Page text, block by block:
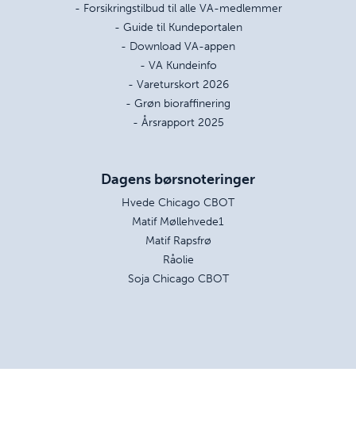
- Forsikringstilbud til alle VA-medlemmer
- Guide til Kundeportalen
- Download VA-appen
- VA Kundeinfo
- Vareturskort 2026
- Grøn bioraffinering
- Årsrapport 2025
Dagens børsnoteringer
Hvede Chicago CBOT
Matif Møllehvede1
Matif Rapsfrø
Råolie
Soja Chicago CBOT